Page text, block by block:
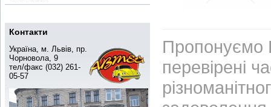
Контакти
Україна, м. Львів, пр.
Чорновола, 9
тел/факс (032) 261-
05-57
Пропонуємо
перевірені